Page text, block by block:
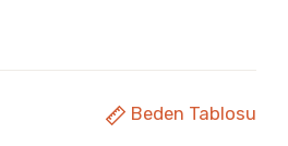
Beden Tablosu